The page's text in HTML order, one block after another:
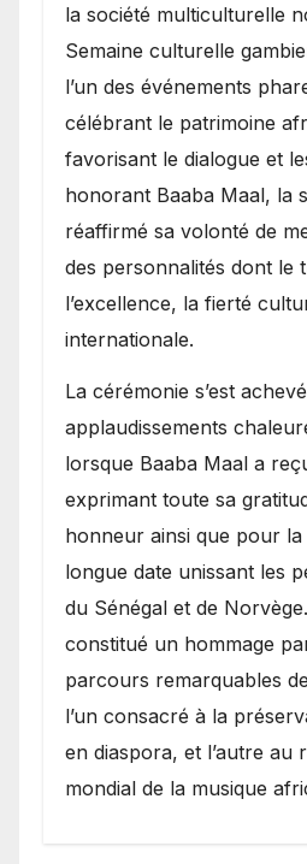
la société multiculturelle
Semaine culturelle
l’un des événements
célébrant le patrimoine
favorisant le dialogue et
honorant Baaba Maal, la
réaffirmé sa volonté de
des personnalités dont le
l’excellence, la fierté
internationale.
​La cérémonie s’est
applaudissements
lorsque Baaba Maal a
exprimant toute sa
honneur ainsi que pour
longue date unissant les
du Sénégal et de
constitué un hommage
parcours remarquables
l’un consacré à la
en diaspora, et l’autre au
mondial de la musique